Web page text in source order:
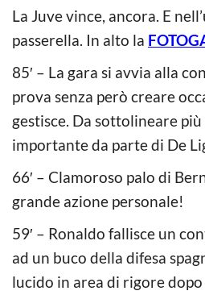
La Juve vince, ancora. E
passerella. In alto la
85′ – La gara si avvia alla
prova senza però creare
gestisce. Da sottolineare
importante da parte di De
66′ – Clamoroso palo di
grande azione personale!
59′ – Ronaldo fallisce un
ad un buco della difesa
lucido in area di rigore